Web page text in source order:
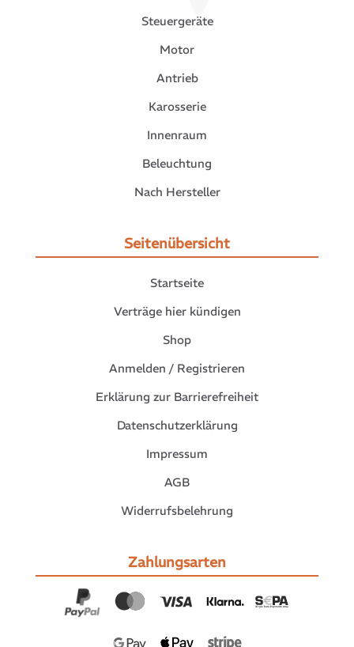
Steuergeräte
Motor
Antrieb
Karosserie
Innenraum
Beleuchtung
Nach Hersteller
Seitenübersicht
Startseite
Verträge hier kündigen
Shop
Anmelden / Registrieren
Erklärung zur Barrierefreiheit
Datenschutzerklärung
Impressum
AGB
Widerrufsbelehrung
Zahlungsarten